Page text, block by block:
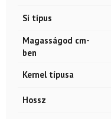
Sí típus
Magasságod cm-
ben
Kernel típusa
Hossz